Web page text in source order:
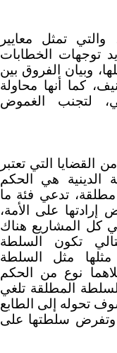
تمثل معايير
توجهات الخطابات
وبيان الفروق بين
كما أنها محاولة
لتجنب الغموض
القضايا التي تعتبر
الدينية هي الحكم
تدعي فئة ما
على الأمة،
كل المشاريع هناك
تكون السلطة
مثل السلطة
نوع من الحكم
المطلقة تلغي
تحوله إلى الطابع
وتفرض سلطتها على